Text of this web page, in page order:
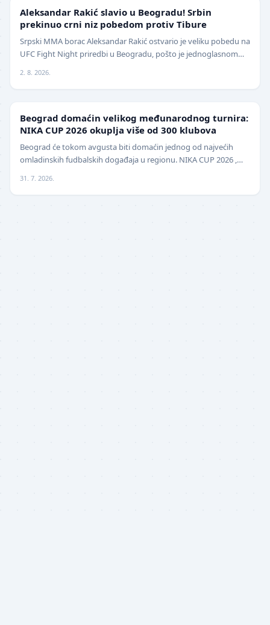
Aleksandar Rakić slavio u Beogradu! Srbin
prekinuo crni niz pobedom protiv Tibure
Srpski MMA borac Aleksandar Rakić ostvario je veliku pobedu na
UFC Fight Night priredbi u Beogradu, pošto je jednoglasnom
2. 8. 2026.
Beograd domaćin velikog međunarodnog turnira:
NIKA CUP 2026 okuplja više od 300 klubova
Beograd će tokom avgusta biti domaćin jednog od najvećih
omladinskih fudbalskih događaja u regionu. NIKA CUP 2026 ,
31. 7. 2026.